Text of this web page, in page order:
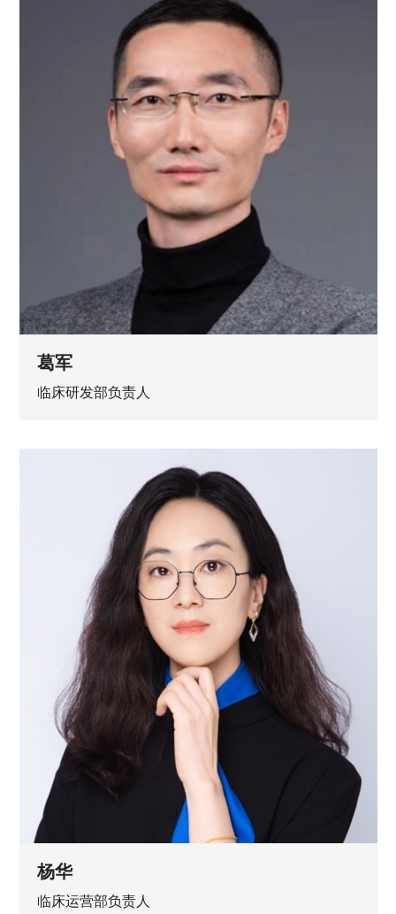
葛军
临床研发部负责人
杨华
临床运营部负责人